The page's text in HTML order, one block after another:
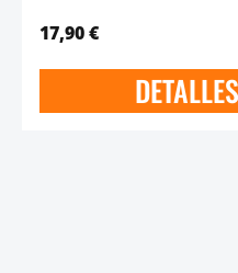
17,90 €
DETALLES